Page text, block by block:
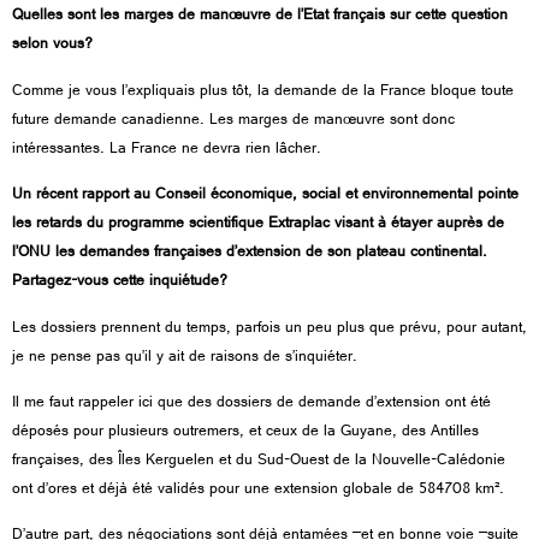
Quelles sont les marges de manœuvre de l’Etat français sur cette question
selon vous?
Comme je vous l’expliquais plus tôt, la demande de la France bloque toute
future demande canadienne. Les marges de manœuvre sont donc
intéressantes. La France ne devra rien lâcher.
Un récent rapport au Conseil économique, social et environnemental pointe
les retards du programme scientifique Extraplac visant à étayer auprès de
l’ONU les demandes françaises d’extension de son plateau continental.
Partagez-vous cette inquiétude?
Les dossiers prennent du temps, parfois un peu plus que prévu, pour autant,
je ne pense pas qu’il y ait de raisons de s’inquiéter.
Il me faut rappeler ici que des dossiers de demande d’extension ont été
déposés pour plusieurs outremers, et ceux de la Guyane, des Antilles
françaises, des Îles Kerguelen et du Sud-Ouest de la Nouvelle-Calédonie
ont d’ores et déjà été validés pour une extension globale de 584708 km².